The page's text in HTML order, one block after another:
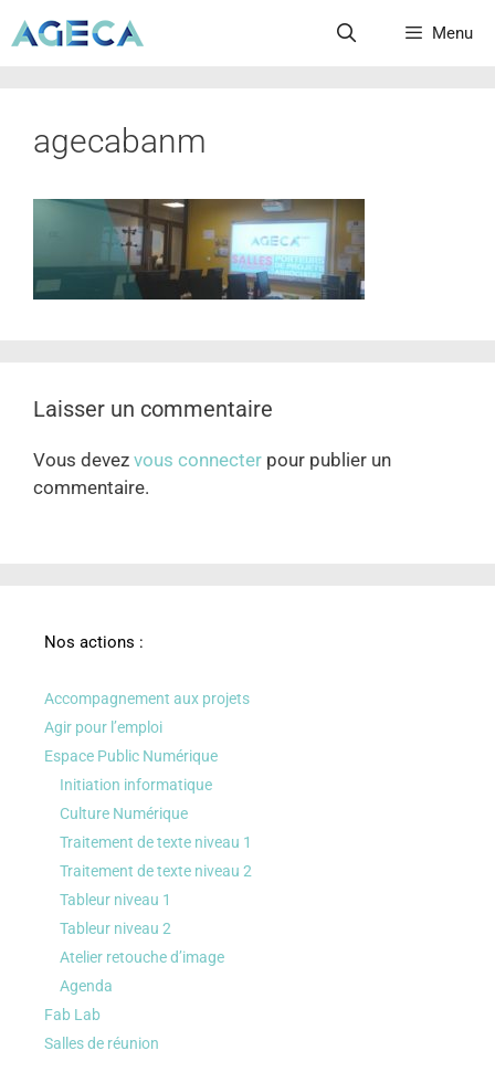
Menu
agecabanm
Laisser un commentaire
Vous devez vous connecter pour publier un
commentaire.
Nos actions :
Accompagnement aux projets
Agir pour l’emploi
Espace Public Numérique
Initiation informatique
Culture Numérique
Traitement de texte niveau 1
Traitement de texte niveau 2
Tableur niveau 1
Tableur niveau 2
Atelier retouche d’image
Agenda
Fab Lab
Salles de réunion